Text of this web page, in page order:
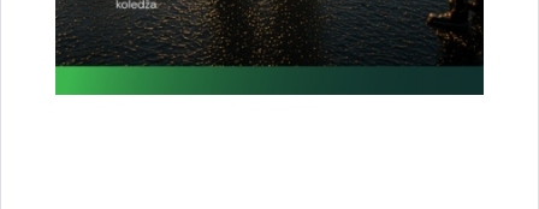
12.00–12.10
Atrašanās vieta